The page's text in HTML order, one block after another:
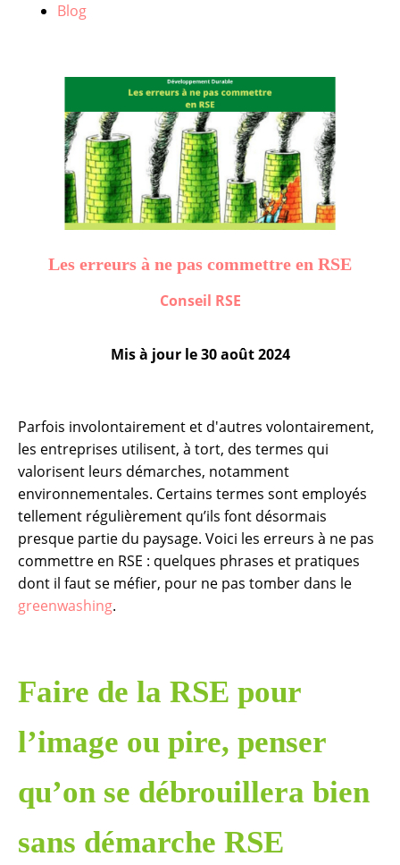
Blog
Les erreurs à ne pas commettre en RSE
Conseil RSE
Mis à jour le30 août 2024
Parfois involontairement et d'autres volontairement,
les entreprises utilisent, à tort, des termes qui
valorisent leurs démarches, notamment
environnementales. Certains termes sont employés
tellement régulièrement qu’ils font désormais
presque partie du paysage. Voici les erreurs à ne pas
commettre en RSE : quelques phrases et pratiques
dont il faut se méfier, pour ne pas tomber dans le
greenwashing.
Faire de la RSE pour
l’image ou pire, penser
qu’on se débrouillera bien
sans démarche RSE